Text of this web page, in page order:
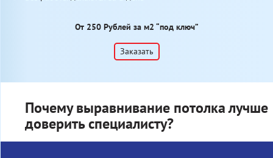
От 250 Рублей за м2 “под ключ”
Заказать
Почему выравнивание потолка лучше
доверить специалисту?